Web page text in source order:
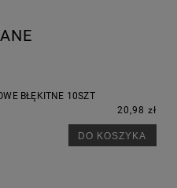
BŁĘKITNE 10SZT
20,98 zł
DO KOSZYKA